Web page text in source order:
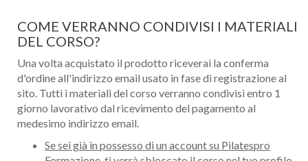
COME VERRANNO CONDIVISI I MATERIALI
DEL CORSO?
Una volta acquistato il prodotto riceverai la conferma
d'ordine all'indirizzo email usato in fase di registrazione al
sito. Tutti i materiali del corso verranno condivisi entro 1
giorno lavorativo dal ricevimento del pagamento al
medesimo indirizzo email.
Se sei già in possesso di un account su Pilatespro